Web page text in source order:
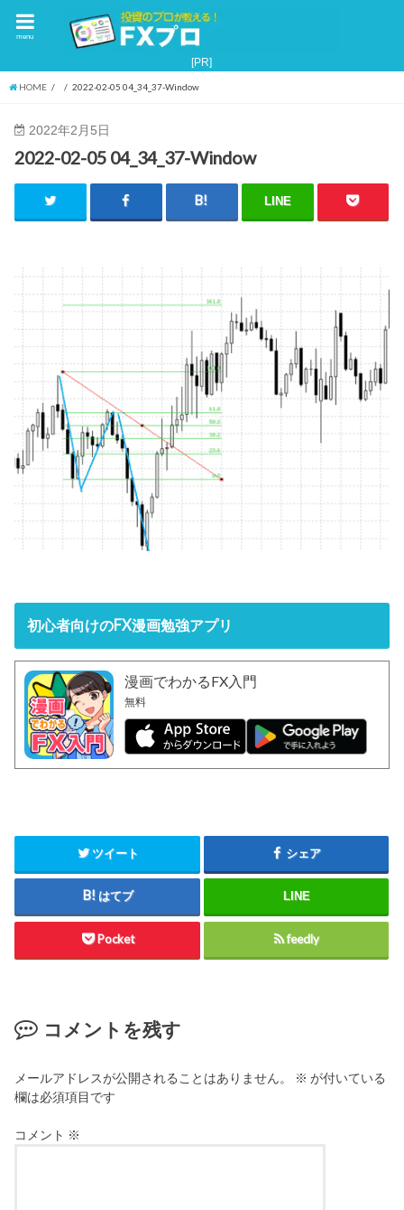
menu
HOME 2022-02-05 04_34_37-Window
2022年2月5日
2022-02-05 04_34_37-Window
LINE
初心者向けのFX漫画勉強アプリ
漫画でわかるFX入門
無料
ツイート シェア
はてブ LINE
Pocket feedly
コメントを残す
メールアドレスが公開されることはありません。 ※ が付いている
欄は必須項目です
コメント ※